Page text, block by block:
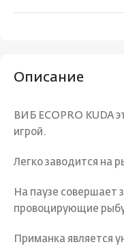
Описание
ВИБ ECOPRO KUDA
игрой.
Легко заводится на
На паузе совершает
провоцирующие
Приманка является